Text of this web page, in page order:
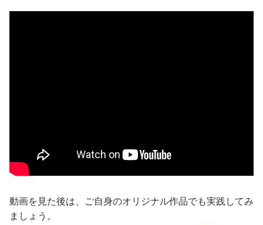
動画を見た後は、ご自身のオリジナル作品でも実践してみ
ましょう。